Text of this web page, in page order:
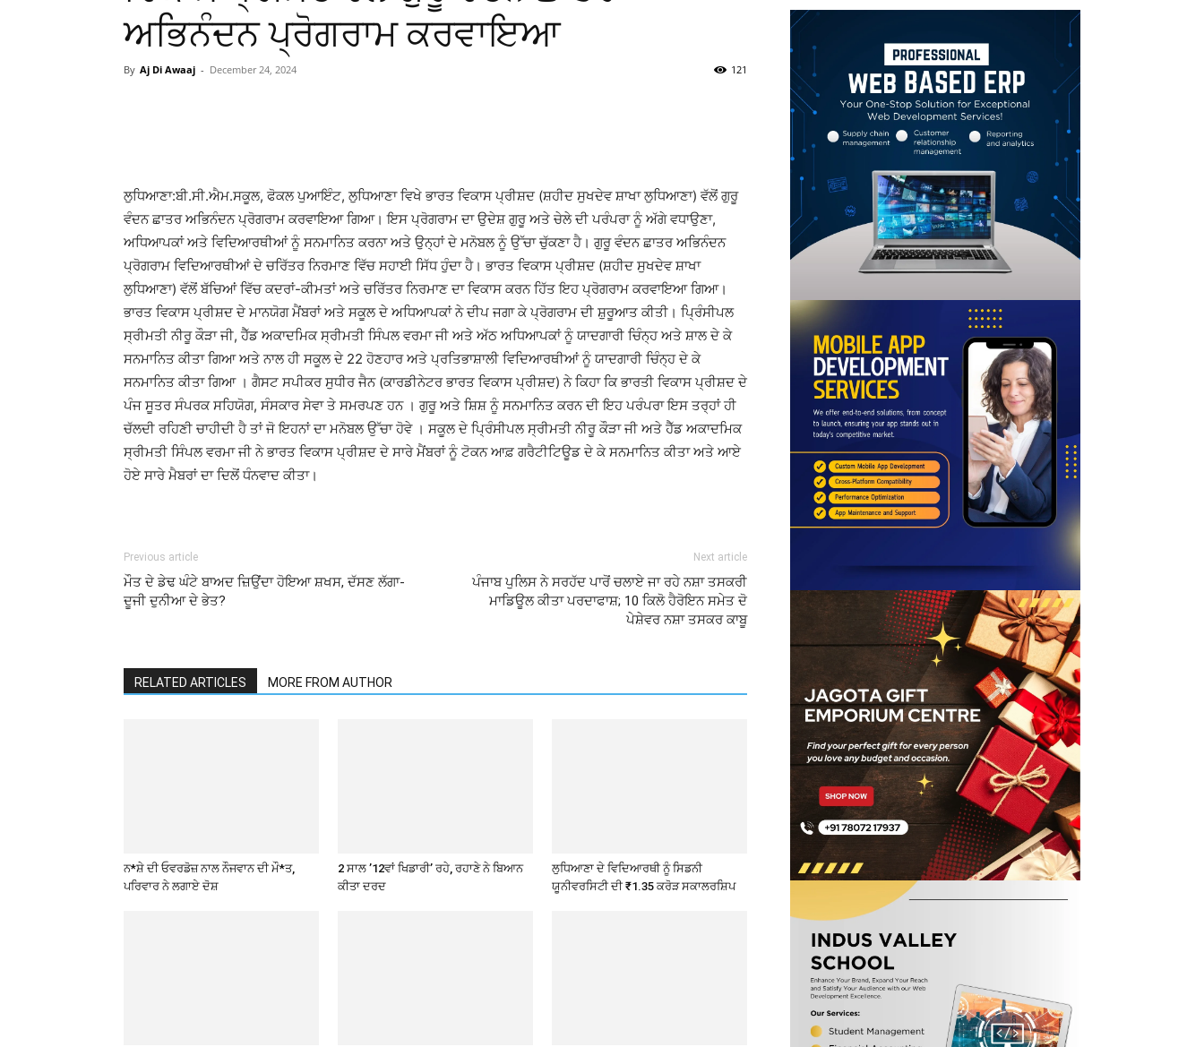
ਅਭਿਨੰਦਨ ਪ੍ਰੋਗਰਾਮ ਕਰਵਾਇਆ
By Aj Di Awaaj - December 24, 2024 121
Linkedin Email
ਲੁਧਿਆਣਾ:ਬੀ.ਸੀ.ਐਮ.ਸਕੂਲ, ਫੋਕਲ ਪੁਆਇੰਟ, ਲੁਧਿਆਣਾ ਵਿਖੇ ਭਾਰਤ ਵਿਕਾਸ ਪ੍ਰੀਸ਼ਦ (ਸ਼ਹੀਦ ਸੁਖਦੇਵ ਸ਼ਾਖਾ ਲੁਧਿਆਣਾ) ਵੱਲੋਂ ਗੁਰੂ
ਵੰਦਨ ਛਾਤਰ ਅਭਿਨੰਦਨ ਪ੍ਰੋਗਰਾਮ ਕਰਵਾਇਆ ਗਿਆ। ਇਸ ਪ੍ਰੋਗਰਾਮ ਦਾ ਉਦੇਸ਼ ਗੁਰੂ ਅਤੇ ਚੇਲੇ ਦੀ ਪਰੰਪਰਾ ਨੂੰ ਅੱਗੇ ਵਧਾਉਣਾ,
ਅਧਿਆਪਕਾਂ ਅਤੇ ਵਿਦਿਆਰਥੀਆਂ ਨੂੰ ਸਨਮਾਨਿਤ ਕਰਨਾ ਅਤੇ ਉਨ੍ਹਾਂ ਦੇ ਮਨੋਬਲ ਨੂੰ ਉੱਚਾ ਚੁੱਕਣਾ ਹੈ। ਗੁਰੂ ਵੰਦਨ ਛਾਤਰ ਅਭਿਨੰਦਨ
ਪ੍ਰੋਗਰਾਮ ਵਿਦਿਆਰਥੀਆਂ ਦੇ ਚਰਿੱਤਰ ਨਿਰਮਾਣ ਵਿੱਚ ਸਹਾਈ ਸਿੱਧ ਹੁੰਦਾ ਹੈ। ਭਾਰਤ ਵਿਕਾਸ ਪ੍ਰੀਸ਼ਦ (ਸ਼ਹੀਦ ਸੁਖਦੇਵ ਸ਼ਾਖਾ
ਲੁਧਿਆਣਾ) ਵੱਲੋਂ ਬੱਚਿਆਂ ਵਿੱਚ ਕਦਰਾਂ-ਕੀਮਤਾਂ ਅਤੇ ਚਰਿੱਤਰ ਨਿਰਮਾਣ ਦਾ ਵਿਕਾਸ ਕਰਨ ਹਿੱਤ ਇਹ ਪ੍ਰੋਗਰਾਮ ਕਰਵਾਇਆ ਗਿਆ।
ਭਾਰਤ ਵਿਕਾਸ ਪ੍ਰੀਸ਼ਦ ਦੇ ਮਾਨਯੋਗ ਮੈਂਬਰਾਂ ਅਤੇ ਸਕੂਲ ਦੇ ਅਧਿਆਪਕਾਂ ਨੇ ਦੀਪ ਜਗਾ ਕੇ ਪ੍ਰੋਗਰਾਮ ਦੀ ਸ਼ੁਰੂਆਤ ਕੀਤੀ। ਪ੍ਰਿੰਸੀਪਲ
ਸ੍ਰੀਮਤੀ ਨੀਰੂ ਕੌੜਾ ਜੀ, ਹੈੱਡ ਅਕਾਦਮਿਕ ਸ੍ਰੀਮਤੀ ਸਿੰਪਲ ਵਰਮਾ ਜੀ ਅਤੇ ਅੱਠ ਅਧਿਆਪਕਾਂ ਨੂੰ ਯਾਦਗਾਰੀ ਚਿੰਨ੍ਹ ਅਤੇ ਸ਼ਾਲ ਦੇ ਕੇ
ਸਨਮਾਨਿਤ ਕੀਤਾ ਗਿਆ ਅਤੇ ਨਾਲ ਹੀ ਸਕੂਲ ਦੇ 22 ਹੋਣਹਾਰ ਅਤੇ ਪ੍ਰਤਿਭਾਸ਼ਾਲੀ ਵਿਦਿਆਰਥੀਆਂ ਨੂੰ ਯਾਦਗਾਰੀ ਚਿੰਨ੍ਹ ਦੇ ਕੇ
ਸਨਮਾਨਿਤ ਕੀਤਾ ਗਿਆ । ਗੈਸਟ ਸਪੀਕਰ ਸੁਧੀਰ ਜੈਨ (ਕਾਰਡੀਨੇਟਰ ਭਾਰਤ ਵਿਕਾਸ ਪ੍ਰੀਸ਼ਦ) ਨੇ ਕਿਹਾ ਕਿ ਭਾਰਤੀ ਵਿਕਾਸ ਪ੍ਰੀਸ਼ਦ ਦੇ
ਪੰਜ ਸੂਤਰ ਸੰਪਰਕ ਸਹਿਯੋਗ, ਸੰਸਕਾਰ ਸੇਵਾ ਤੇ ਸਮਰਪਣ ਹਨ । ਗੁਰੂ ਅਤੇ ਸ਼ਿਸ਼ ਨੂੰ ਸਨਮਾਨਿਤ ਕਰਨ ਦੀ ਇਹ ਪਰੰਪਰਾ ਇਸ ਤਰ੍ਹਾਂ ਹੀ
ਚੱਲਦੀ ਰਹਿਣੀ ਚਾਹੀਦੀ ਹੈ ਤਾਂ ਜੋ ਇਹਨਾਂ ਦਾ ਮਨੋਬਲ ਉੱਚਾ ਹੋਵੇ । ਸਕੂਲ ਦੇ ਪ੍ਰਿੰਸੀਪਲ ਸ੍ਰੀਮਤੀ ਨੀਰੂ ਕੌੜਾ ਜੀ ਅਤੇ ਹੈੱਡ ਅਕਾਦਮਿਕ
ਸ੍ਰੀਮਤੀ ਸਿੰਪਲ ਵਰਮਾ ਜੀ ਨੇ ਭਾਰਤ ਵਿਕਾਸ ਪ੍ਰੀਸ਼ਦ ਦੇ ਸਾਰੇ ਮੈਂਬਰਾਂ ਨੂੰ ਟੋਕਨ ਆਫ਼ ਗਰੈਟੀਟਿਊਡ ਦੇ ਕੇ ਸਨਮਾਨਿਤ ਕੀਤਾ ਅਤੇ ਆਏ
ਹੋਏ ਸਾਰੇ ਮੈਬਰਾਂ ਦਾ ਦਿਲੋਂ ਧੰਨਵਾਦ ਕੀਤਾ।
Previous article
ਮੌਤ ਦੇ ਡੇਢ ਘੰਟੇ ਬਾਅਦ ਜ਼ਿਉਂਦਾ ਹੋਇਆ ਸ਼ਖਸ, ਦੱਸਣ ਲੱਗਾ-
ਦੂਜੀ ਦੁਨੀਆ ਦੇ ਭੇਤ?
Next article
ਪੰਜਾਬ ਪੁਲਿਸ ਨੇ ਸਰਹੱਦ ਪਾਰੋਂ ਚਲਾਏ ਜਾ ਰਹੇ ਨਸ਼ਾ ਤਸਕਰੀ
ਮਾਡਿਊਲ ਕੀਤਾ ਪਰਦਾਫਾਸ਼; 10 ਕਿਲੋ ਹੈਰੋਇਨ ਸਮੇਤ ਦੋ
ਪੇਸ਼ੇਵਰ ਨਸ਼ਾ ਤਸਕਰ ਕਾਬੂ
RELATED ARTICLES MORE FROM AUTHOR
ਨ*ਸ਼ੇ ਦੀ ਓਵਰਡੋਜ਼ ਨਾਲ ਨੌਜਵਾਨ ਦੀ ਮੌ*ਤ,
ਪਰਿਵਾਰ ਨੇ ਲਗਾਏ ਦੋਸ਼
2 ਸਾਲ ’12ਵਾਂ ਖਿਡਾਰੀ’ ਰਹੇ, ਰਹਾਣੇ ਨੇ ਬਿਆਨ
ਕੀਤਾ ਦਰਦ
ਲੁਧਿਆਣਾ ਦੇ ਵਿਦਿਆਰਥੀ ਨੂੰ ਸਿਡਨੀ
ਯੂਨੀਵਰਸਿਟੀ ਦੀ ₹1.35 ਕਰੋੜ ਸਕਾਲਰਸ਼ਿਪ